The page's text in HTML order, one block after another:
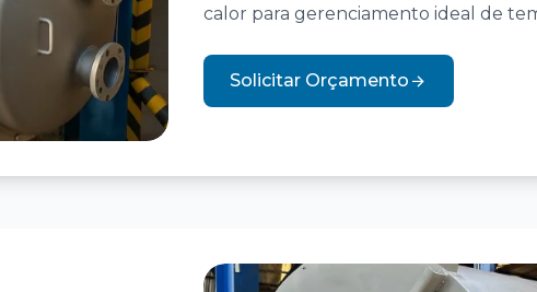
calor para gerenciamento ideal de
Solicitar Orçamento